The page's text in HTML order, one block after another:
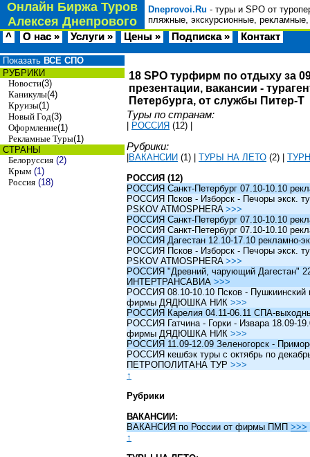
Онлайн Биржа Туров
Алексея Днепрового
Dneprovoi.Ru - туры и SPO от
пляжные, экскурсионные,
^ О нас » Услуги » Цены » Подписка » Контакт
Показать ВСЕ СПО
РУБРИКИ
Новости(3)
Каникулы(4)
Круизы(1)
Новый Год(3)
Оформление(1)
Рекламные Туры(1)
СТРАНЫ
Белоруссия (2)
Крым (1)
Россия (18)
18 SPO турфирм по отдыху за
презентации, вакансии -
Петербурга, от службы Питер-Т
Туры по странам:
РОССИЯ (12)
Рубрики:
ВАКАНСИИ (1) ТУРЫ НА ЛЕТО (2)
РОССИЯ (12)
РОССИЯ Санкт-Петербург 07.10-10.10
РОССИЯ Псков - Изборск - Печоры экск.
PSKOV ATMOSPHERA >>>
РОССИЯ Санкт-Петербург 07.10-10.10
РОССИЯ Санкт-Петербург 07.10-10.10
РОССИЯ Дагестан 12.10-17.10 рекламно-
РОССИЯ Псков - Изборск - Печоры экск.
PSKOV ATMOSPHERA >>>
РОССИЯ "Древний, чарующий Дагестан"
ИНТЕРТРАНСАВИА >>>
РОССИЯ 08.10-10.10 Псков - Пушкиинский
фирмы ДЯДЮШКА НИК >>>
РОССИЯ Карелия 04.11-06.11 СПА-
РОССИЯ Гатчина - Горки - Извара 18.09-
фирмы ДЯДЮШКА НИК >>>
РОССИЯ 11.09-12.09 Зеленогорск -
РОССИЯ кешбэк туры c октябрь по
ПЕТРОПОЛИТАНА ТУР >>>
↑
Рубрики
ВАКАНСИИ:
ВАКАНСИЯ по России от фирмы ПМП >>>
↑